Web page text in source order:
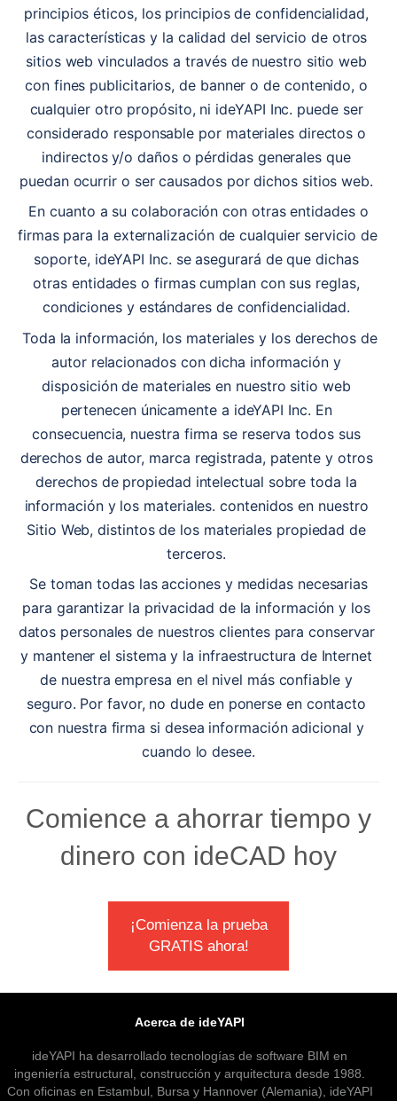
principios éticos, los principios de confidencialidad,
las características y la calidad del servicio de otros
sitios web vinculados a través de nuestro sitio web
con fines publicitarios, de banner o de contenido, o
cualquier otro propósito, ni ideYAPI Inc. puede ser
considerado responsable por materiales directos o
indirectos y/o daños o pérdidas generales que
puedan ocurrir o ser causados por dichos sitios web.
firmas para la externalización de cualquier servicio de
soporte, ideYAPI Inc. se asegurará de que dichas
otras entidades o firmas cumplan con sus reglas,
condiciones y estándares de confidencialidad.
autor relacionados con dicha información y
disposición de materiales en nuestro sitio web
pertenecen únicamente a ideYAPI Inc. En
consecuencia, nuestra firma se reserva todos sus
derechos de autor, marca registrada, patente y otros
derechos de propiedad intelectual sobre toda la
información y los materiales. contenidos en nuestro
Sitio Web, distintos de los materiales propiedad de
terceros.
para garantizar la privacidad de la información y los
datos personales de nuestros clientes para conservar
y mantener el sistema y la infraestructura de Internet
de nuestra empresa en el nivel más confiable y
seguro. Por favor, no dude en ponerse en contacto
con nuestra firma si desea información adicional y
cuando lo desee.
Comience a ahorrar tiempo y
dinero con ideCAD hoy
¡Comienza la prueba
GRATIS ahora!
Acerca de ideYAPI
ideYAPI ha desarrollado tecnologías de software BIM en
ingeniería estructural, construcción y arquitectura desde 1988.
Con oficinas en Estambul, Bursa y Hannover (Alemania), ideYAPI